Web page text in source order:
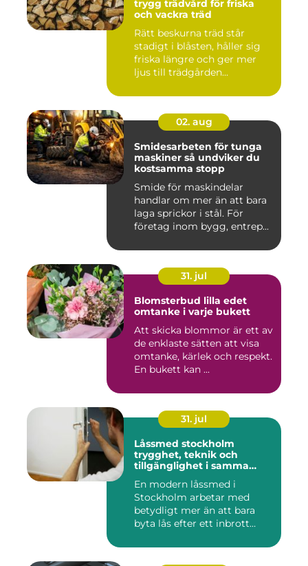
trygg trädvård för friska
och vackra träd
Rätt beskurna träd står
stadigt i blåsten, håller sig
friska längre och ger mer
ljus till trädgården...
02. aug
Smidesarbeten för tunga
maskiner så undviker du
kostsamma stopp
Smide för maskindelar
handlar om mer än att bara
laga sprickor i stål. För
företag inom bygg, entrep...
31. jul
Blomsterbud lilla edet
omtanke i varje bukett
Att skicka blommor är ett av
de enklaste sätten att visa
omtanke, kärlek och respekt.
En bukett kan ...
31. jul
Låssmed stockholm
trygghet, teknik och
tillgänglighet i samma
En modern låssmed i
Stockholm arbetar med
betydligt mer än att bara
byta lås efter ett inbrott